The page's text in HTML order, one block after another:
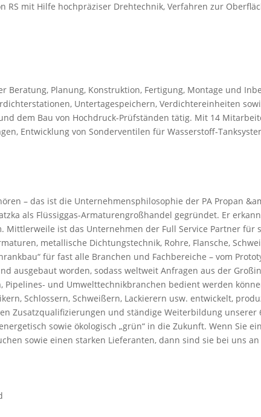
RS mit Hilfe hochpräziser Drehtechnik, Verfahren zur
Beratung, Planung, Konstruktion, Fertigung, Montage und
Untertagespeichern, Verdichtereinheiten
dem Bau von Hochdruck-Prüfständen tätig. Mit 14
Entwicklung von Sonderventilen für Wasserstoff-
– das ist die Unternehmensphilosophie der PA Propan
als Flüssiggas-Armaturengroßhandel gegründet. Er
ist das Unternehmen der Full Service Partner für
metallische Dichtungstechnik, Rohre, Flansche,
für fast alle Branchen und Fachbereiche – vom
ausgebaut worden, sodass weltweit Anfragen aus der
und Umwelttechnikbranchen bedient werden
Schlossern, Schweißern, Lackierern usw. entwickelt,
Zusatzqualifizierungen und ständige Weiterbildung
sowie ökologisch „grün“ in die Zukunft. Wenn Sie
sowie einen starken Lieferanten, dann sind sie bei uns